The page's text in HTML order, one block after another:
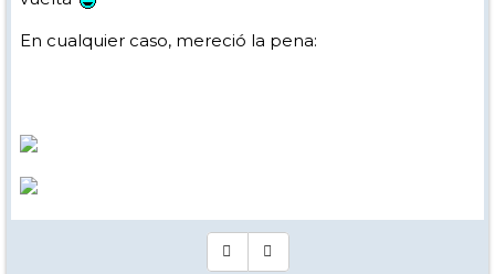
En cualquier caso, mereció la pena: